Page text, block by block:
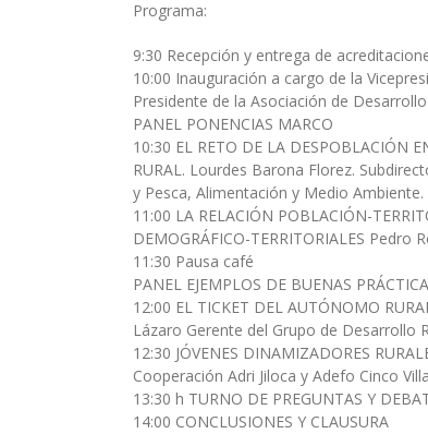
Programa:
9:30 Recepción y entrega de
10:00 Inauguración a cargo de la
Presidente de la Asociación de Desarrollo
PANEL PONENCIAS MARCO
10:30 EL RETO DE LA DESPOBLACIÓN
RURAL. Lourdes Barona Florez.
y Pesca, Alimentación y Medio Ambiente.
11:00 LA RELACIÓN POBLACIÓN-
DEMOGRÁFICO-TERRITORIALES
11:30 Pausa café
PANEL EJEMPLOS DE BUENAS
12:00 EL TICKET DEL AUTÓNOMO
Lázaro Gerente del Grupo de Desarrollo
12:30 JÓVENES DINAMIZADORES
Cooperación Adri Jiloca y Adefo Cinco
13:30 h TURNO DE PREGUNTAS Y
14:00 CONCLUSIONES Y CLAUSURA